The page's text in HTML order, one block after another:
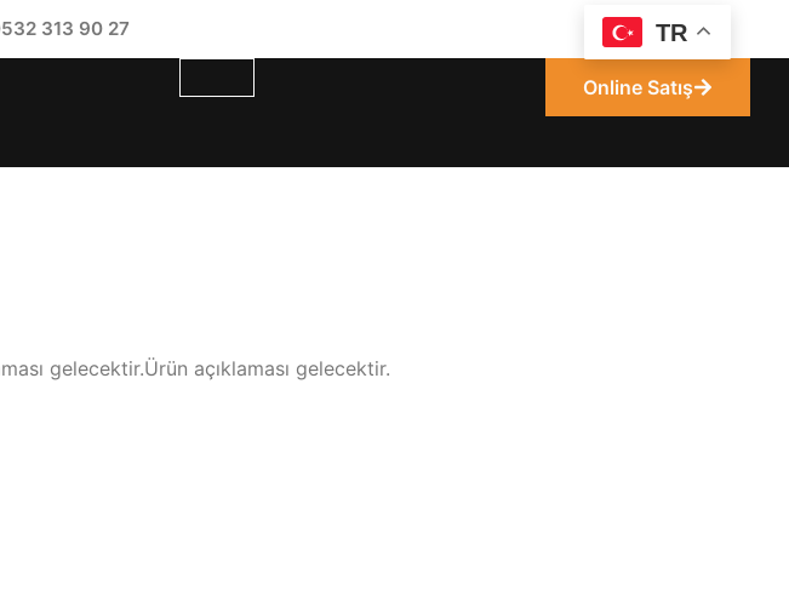
313 90 27 TR
Online Satış
gelecektir.Ürün açıklaması gelecektir.